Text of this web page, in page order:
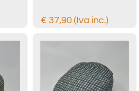
€ 37,90 (Iva inc.)